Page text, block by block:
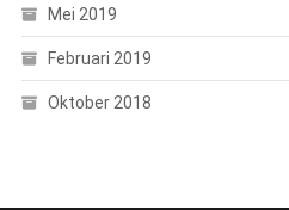
Mei 2019
Februari 2019
Oktober 2018